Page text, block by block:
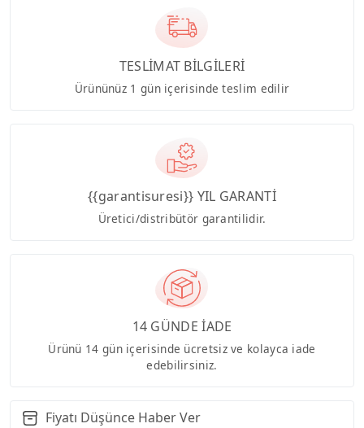
TESLİMAT BİLGİLERİ
Ürününüz 1 gün içerisinde teslim edilir
{{garantisuresi}} YIL GARANTİ
Üretici/distribütör garantilidir.
14 GÜNDE İADE
Ürünü 14 gün içerisinde ücretsiz ve kolayca iade
edebilirsiniz.
Fiyatı Düşünce Haber Ver